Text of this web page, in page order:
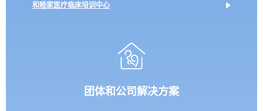
和睦家医疗临床培训中心
团体和公司解决方案